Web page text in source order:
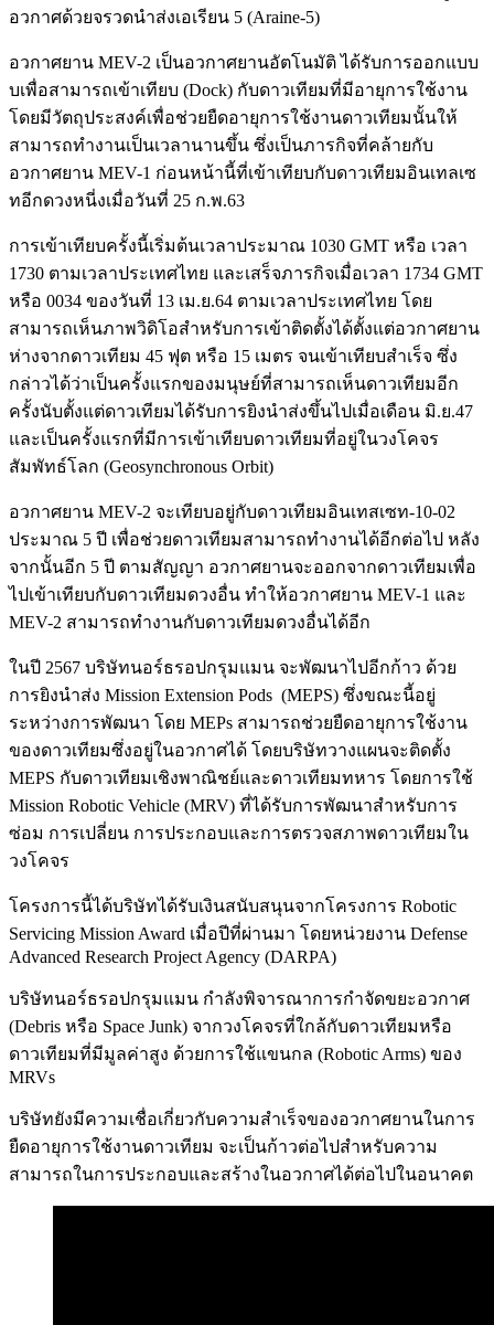
อวกาศด้วยจรวดนำส่งเอเรียน 5 (Araine-5)
อวกาศยาน MEV-2 เป็นอวกาศยานอัตโนมัติ ได้รับการออกแบบ
บเพื่อสามารถเข้าเทียบ (Dock) กับดาวเทียมที่มีอายุการใช้งาน
โดยมีวัตถุประสงค์เพื่อช่วยยืดอายุการใช้งานดาวเทียมนั้นให้
สามารถทำงานเป็นเวลานานขึ้น ซึ่งเป็นภารกิจที่คล้ายกับ
อวกาศยาน MEV-1 ก่อนหน้านี้ที่เข้าเทียบกับดาวเทียมอินเทลเซ
ทอีกดวงหนี่งเมื่อวันที่ 25 ก.พ.63
การเข้าเทียบครั้งนี้เริ่มต้นเวลาประมาณ 1030 GMT หรือ เวลา
1730 ตามเวลาประเทศไทย และเสร็จภารกิจเมื่อเวลา 1734 GMT
หรือ 0034 ของวันที่ 13 เม.ย.64 ตามเวลาประเทศไทย โดย
สามารถเห็นภาพวิดิโอสำหรับการเข้าติดตั้งได้ตั้งแต่อวกาศยาน
ห่างจากดาวเทียม 45 ฟุต หรือ 15 เมตร จนเข้าเทียบสำเร็จ ซึ่ง
กล่าวได้ว่าเป็นครั้งแรกของมนุษย์ที่สามารถเห็นดาวเทียมอีก
ครั้งนับตั้งแต่ดาวเทียมได้รับการยิงนำส่งขึ้นไปเมื่อเดือน มิ.ย.47
และเป็นครั้งแรกที่มีการเข้าเทียบดาวเทียมที่อยู่ในวงโคจร
สัมพัทธ์โลก (Geosynchronous Orbit)
อวกาศยาน MEV-2 จะเทียบอยู่กับดาวเทียมอินเทสเซท-10-02
ประมาณ 5 ปี เพื่อช่วยดาวเทียมสามารถทำงานได้อีกต่อไป หลัง
จากนั้นอีก 5 ปี ตามสัญญา อวกาศยานจะออกจากดาวเทียมเพื่อ
ไปเข้าเทียบกับดาวเทียมดวงอื่น ทำให้อวกาศยาน MEV-1 และ
MEV-2 สามารถทำงานกับดาวเทียมดวงอื่นได้อีก
ในปี 2567 บริษัทนอร์ธรอปกรุมแมน จะพัฒนาไปอีกก้าว ด้วย
การยิงนำส่ง Mission Extension Pods (MEPS) ซึ่งขณะนี้อยู่
ระหว่างการพัฒนา โดย MEPs สามารถช่วยยืดอายุการใช้งาน
ของดาวเทียมซึ่งอยู่ในอวกาศได้ โดยบริษัทวางแผนจะติดตั้ง
MEPS กับดาวเทียมเชิงพาณิชย์และดาวเทียมทหาร โดยการใช้
Mission Robotic Vehicle (MRV) ที่ได้รับการพัฒนาสำหรับการ
ซ่อม การเปลี่ยน การประกอบและการตรวจสภาพดาวเทียมใน
วงโคจร
โครงการนี้ได้บริษัทได้รับเงินสนับสนุนจากโครงการ Robotic
Servicing Mission Award เมื่อปีที่ผ่านมา โดยหน่วยงาน Defense
Advanced Research Project Agency (DARPA)
บริษัทนอร์ธรอปกรุมแมน กำลังพิจารณาการกำจัดขยะอวกาศ
(Debris หรือ Space Junk) จากวงโคจรที่ใกล้กับดาวเทียมหรือ
ดาวเทียมที่มีมูลค่าสูง ด้วยการใช้แขนกล (Robotic Arms) ของ
MRVs
บริษัทยังมีความเชื่อเกี่ยวกับความสำเร็จของอวกาศยานในการ
ยืดอายุการใช้งานดาวเทียม จะเป็นก้าวต่อไปสำหรับความ
สามารถในการประกอบและสร้างในอวกาศได้ต่อไปในอนาคต